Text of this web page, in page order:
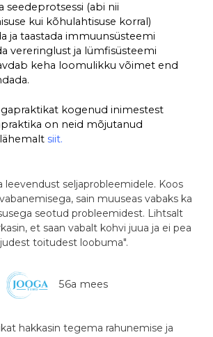
seedeprotsessi (abi nii
kui kõhulahtisuse korral)
ja taastada immuunsüsteemi
vereringlust ja lümfisüsteemi
keha loomulikku võimet end
kogenud inimestest
on neid mõjutanud
siit.
leevendust seljaprobleemidele. Koos
sain muuseas vabaks ka
seotud probleemidest. Lihtsalt
et saan vabalt kohvi juua ja ei pea
toitudest loobuma".
56a mees
hakkasin tegema rahunemise ja